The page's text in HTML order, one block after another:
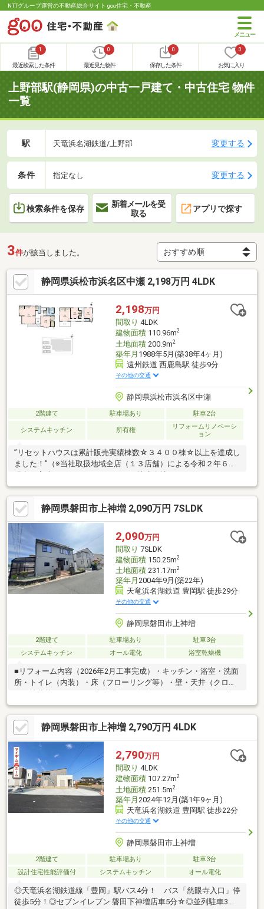
NTTグループ運営の不動産総合サイト goo住宅・不動産
1
最近検索した条件
0
最近見た物件
0
保存した条件
0
お気に入り
上野部駅(静岡県)の中古一戸建て・中古住宅 物件
一覧
駅 天竜浜名湖鉄道/上野部 変更する
条件 指定なし 変更する
検索条件を保存
新着メールを受
取る
アプリで探す
3件が該当しました。
静岡県浜松市浜名区中瀬 2,198万円 4LDK
2,198万円
間取り 4LDK
建物面積110.96m2
土地面積200.9m2
築年月 1988年5月(築38年4ヶ月)
遠州鉄道 西鹿島駅 徒歩9分
その他の交通
静岡県浜松市浜名区中瀬
2階建て 駐車場あり 駐車2台
システムキッチン 所有権
リフォームリノベーシ
ョン
”リセットハウスは累計販売実績棟数☆３４００棟☆以上を達成し
ました！”（※当社取扱地域全店（１３店舗）による令和２年６月
登録商標です≫◇既存建物を価格以上の価値の建物に革新、権利
関係も整理した 安全で安心して暮らせる信頼のおける再生住宅
です。 ◇リフォームの見た目の仕上がりはもちろん、目に見え
ない床下のシロアリ被害や 天井の雨漏り、基準を超える傾きな
どもしっかりチェック、改修しています。◇土地の境界確認も全
物件実施済み。
静岡県磐田市上神増 2,090万円 7SLDK
2,090万円
間取り 7SLDK
建物面積150.25m2
土地面積231.17m2
築年月 2004年9月(築22年)
天竜浜名湖鉄道 豊岡駅 徒歩29分
その他の交通
静岡県磐田市上神増
2階建て 駐車場あり
駐車3台
システムキッチン
オール電化 浴室乾燥機
■リフォーム内容（2026年2月工事完成）・キッチン・浴室・洗面
所・トイレ（内装）・床（フローリング等）・壁・天井（クロ
を使わない安心・安全な暮らし・光熱費管理がしやすい住まい■
太陽光発電5.5kW搭載・毎日の光熱費削減をサポート・環境にも
家計にもやさしい設備・災害時にも安心■4台駐車可能（車種によ
る）・お車をお持ちのご家庭に最適！・並列駐車のため車の出し
入れに便利です・駐車スペース3台あると来客時にも便利です■ご
内覧希望の方は、不動産SHOPナカジツ浜松本店までお問い合わ
せ下さい！
静岡県磐田市上神増 2,790万円 4LDK
2,790万円
間取り 4LDK
建物面積107.27m2
土地面積251.5m2
築年月 2024年12月(築1年9ヶ月)
天竜浜名湖鉄道 豊岡駅 徒歩22分
その他の交通
静岡県磐田市上神増
2階建て 駐車場あり
駐車3台
設計住宅性能評価付
システムキッチン オール電化
◎天竜浜名湖鉄道線「豊岡」駅バス4分！ バス「慈眼寺入口」停
徒歩5分！◎セブンイレブン 磐田下神増店車5分☆◎並列駐車3台